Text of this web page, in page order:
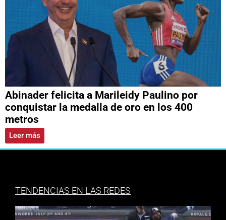
Abinader felicita a Marileidy Paulino por
conquistar la medalla de oro en los 400
metros
Leer más
TENDENCIAS EN LAS REDES